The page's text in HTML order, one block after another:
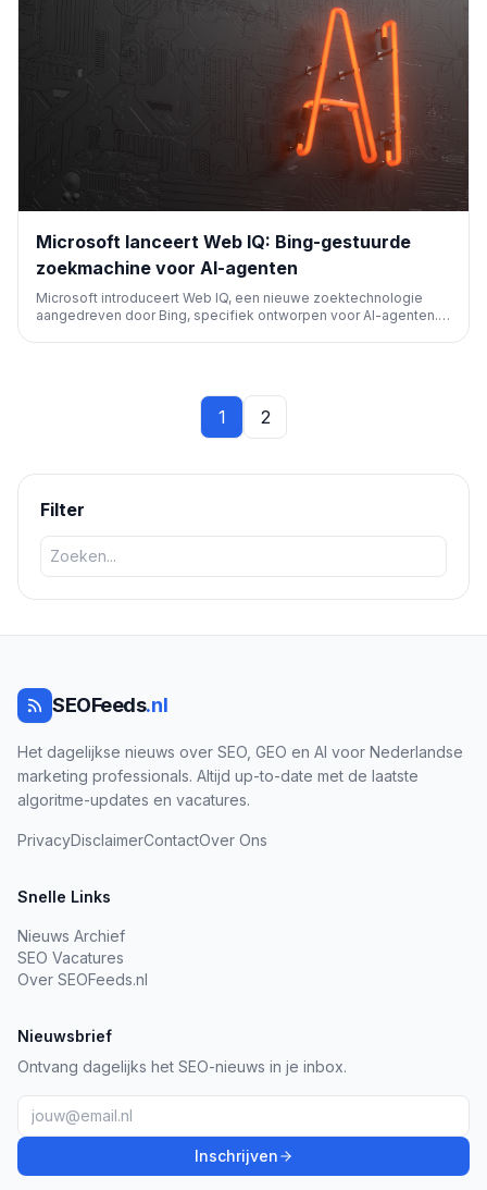
Microsoft lanceert Web IQ: Bing-gestuurde
zoekmachine voor AI-agenten
Microsoft introduceert Web IQ, een nieuwe zoektechnologie
aangedreven door Bing, specifiek ontworpen voor AI-agenten.
1 2
Filter
SEOFeeds.nl
Het dagelijkse nieuws over SEO, GEO en AI voor Nederlandse
marketing professionals. Altijd up-to-date met de laatste
algoritme-updates en vacatures.
PrivacyDisclaimerContactOver Ons
Snelle Links
Nieuws Archief
SEO Vacatures
Over SEOFeeds.nl
Nieuwsbrief
Ontvang dagelijks het SEO-nieuws in je inbox.
Inschrijven